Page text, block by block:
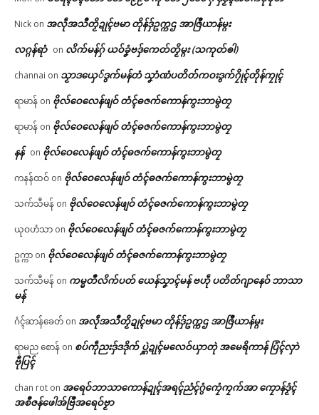
Nick on အလဵုအသဳတၟိဍုၚ်ဗမာ တိုန်ဒှ်ဥက္ကဌ အာဇြဳယာန်မ္ဂး
လဂ္ဂန်ရာံ on လိက်မန်ဂှ် ယဝ်ခၞံဗဒှ်ကေတ်တၟိမ္ဂး (သကုတ်ၜါ)
channai on သၟာဒယှေ်ဒွက်မန်တံ သၞာံဏံပတိတ်ကဝးဒွက်ဂၠိုၚ်တိုန်ကၠုၚ်
ရာမာန် on ဗိုလ်ဝေလေန်ဖျဝ် တံၚ်ဓဇက်ကောန်ကွးဘာမွဲတၠ
ရာမာန် on ဗိုလ်ဝေလေန်ဖျဝ် တံၚ်ဓဇက်ကောန်ကွးဘာမွဲတၠ
နန် on ဗိုလ်ဝေလေန်ဖျဝ် တံၚ်ဓဇက်ကောန်ကွးဘာမွဲတၠ
ကနန်ထဝ် on ဗိုလ်ဝေလေန်ဖျဝ် တံၚ်ဓဇက်ကောန်ကွးဘာမွဲတၠ
သက်သီမန် on ဗိုလ်ဝေလေန်ဖျဝ် တံၚ်ဓဇက်ကောန်ကွးဘာမွဲတၠ
ယုဝဟံသာ on ဗိုလ်ဝေလေန်ဖျဝ် တံၚ်ဓဇက်ကောန်ကွးဘာမွဲတၠ
ဥက္ကာ on ဗိုလ်ဝေလေန်ဖျဝ် တံၚ်ဓဇက်ကောန်ကွးဘာမွဲတၠ
သက်သီမန် on ကမ္မတဳလိက်ပတ် ယေန်သၞာၚ်မန် ဗဟဵု ပတိတ်ဂျာနေဝ် ဘာသာ
မန်
ဂံၚ်ဆာန်ခေတ် on အလဵုအသဳတၟိဍုၚ်ဗမာ တိုန်ဒှ်ဥက္ကဌ အာဇြဳယာန်မ္ဂး
ရာမည စောန် on စပ်ကဵုညးဒှ်ဒဒိုက် ပ္ဋဲဍုၚ်မလေဝ်ယှာတုဲ အမေရိကာန် ပြံၚ်လှာဲ
ဗီုပြၚ်
chan rot on အရေဝ်ဘာသာကောန်ဍုၚ်အရၚ်ညံၚ်ဂွံကၠေံကၠက်အာ ကၠောန်ဒၟံၚ်
အစဳဇန်ဖေါအ်ဗြဳအရေဝ်ဗၟာ